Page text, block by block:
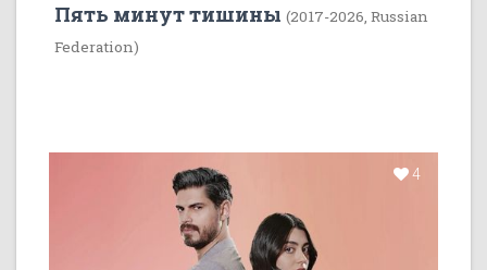
Пять минут тишины (2017-2026, Russian
Federation)
4